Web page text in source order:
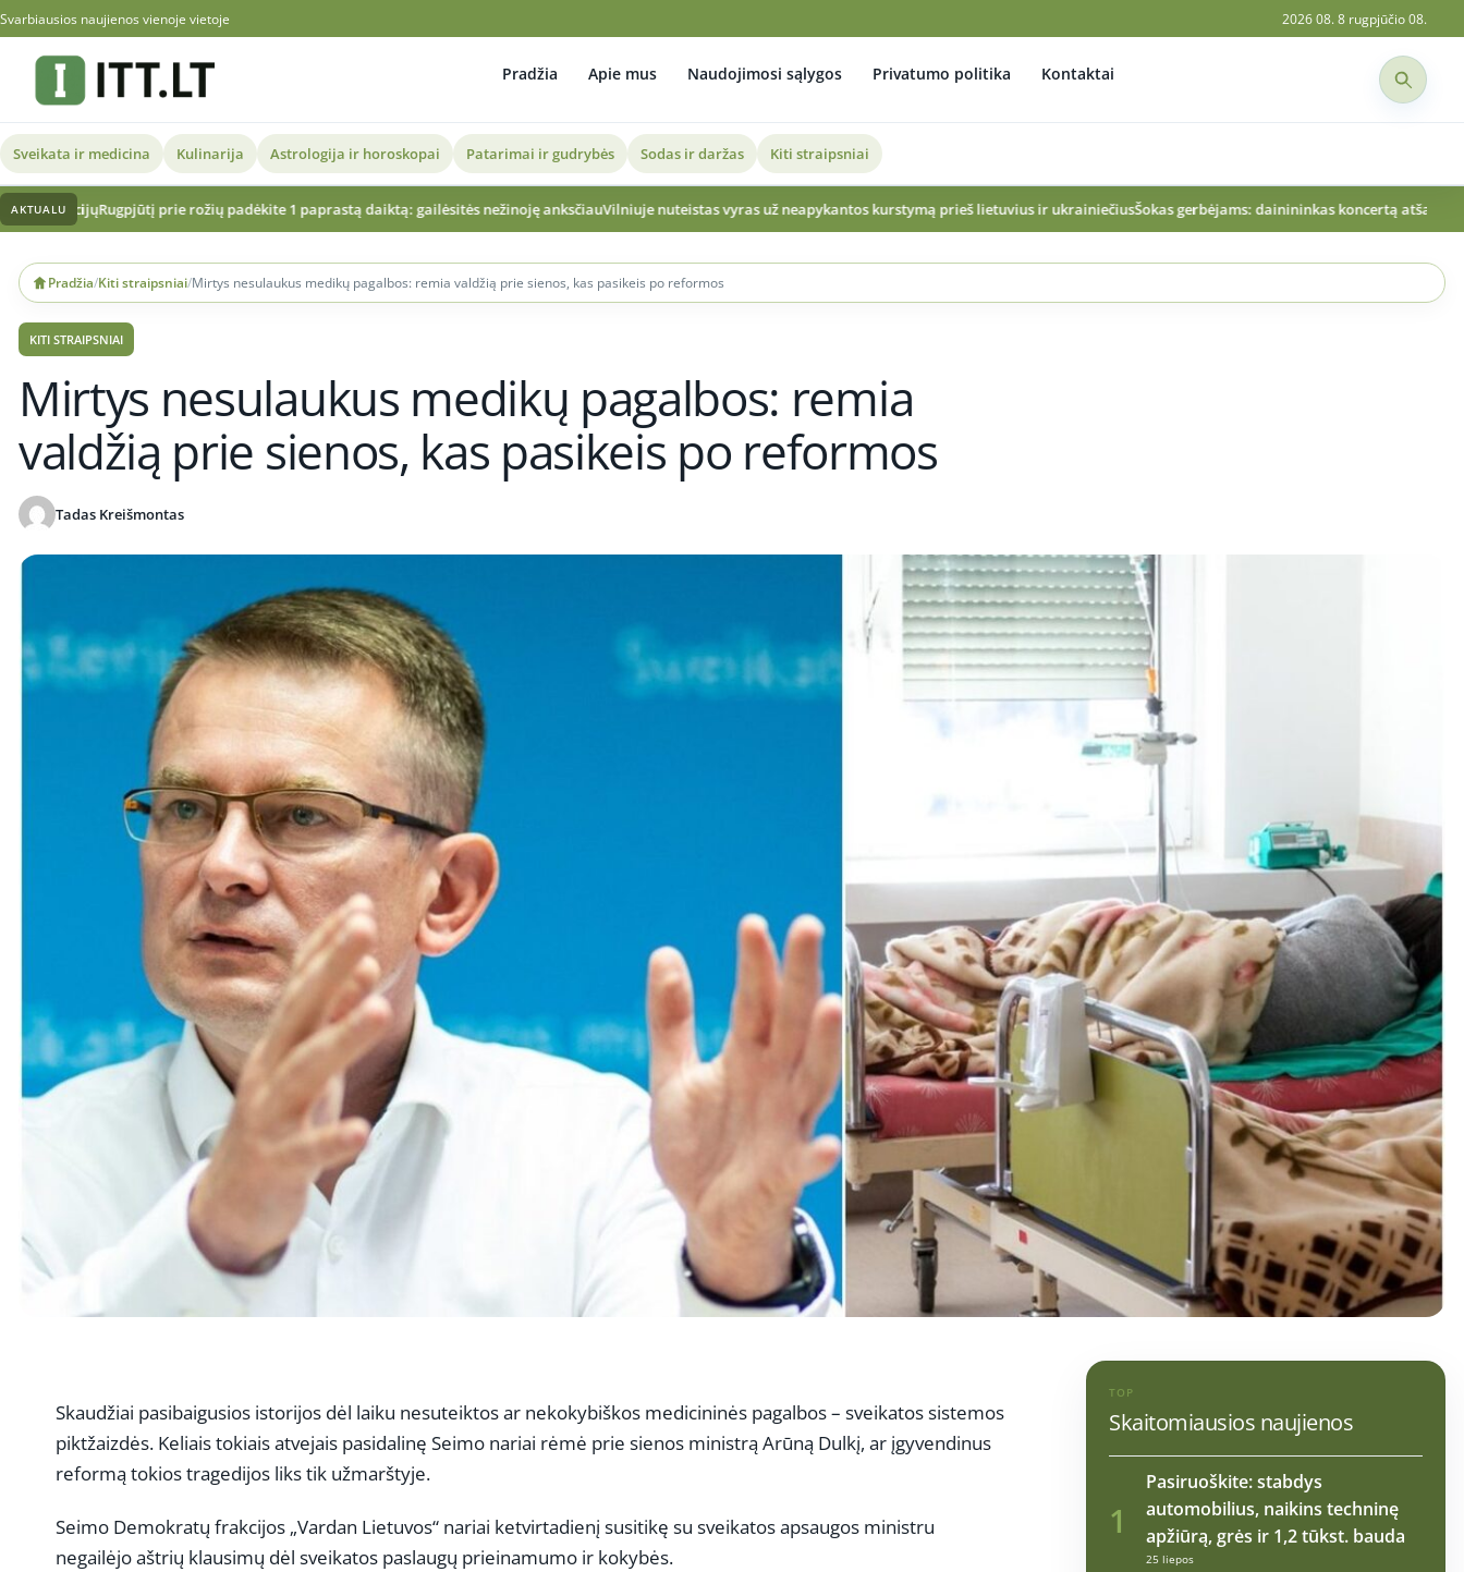
Svarbiausios naujienos vienoje vietoje 2026 08. 8 rugpjūčio 08.
Pradžia Apie mus Naudojimosi sąlygos Privatumo politika Kontaktai
Sveikata ir medicina Kulinarija Astrologija ir horoskopai Patarimai ir gudrybės Sodas ir daržas Kiti straipsniai
AKTUALU
prie rožių padėkite 1 paprastą daiktą: gailėsitės nežinoję anksčiauVilniuje nuteistas vyras už neapykantos kurstymą prieš lietuvius ir ukrainiečiusŠokas gerbėjams: dainininkas koncertą atšaukė paskutinę minutę
content
Pradžia/Kiti straipsniai/Mirtys nesulaukus medikų pagalbos: remia valdžią prie sienos, kas pasikeis po reformos
KITI STRAIPSNIAI
Mirtys nesulaukus medikų pagalbos: remia
valdžią prie sienos, kas pasikeis po reformos
Tadas Kreišmontas
Skaudžiai pasibaigusios istorijos dėl laiku nesuteiktos ar nekokybiškos medicininės pagalbos – sveikatos sistemos
piktžaizdės. Keliais tokiais atvejais pasidalinę Seimo nariai rėmė prie sienos ministrą Arūną Dulkį, ar įgyvendinus
reformą tokios tragedijos liks tik užmarštyje.
Seimo Demokratų frakcijos „Vardan Lietuvos“ nariai ketvirtadienį susitikę su sveikatos apsaugos ministru
negailėjo aštrių klausimų dėl sveikatos paslaugų prieinamumo ir kokybės.
TOP
Skaitomiausios naujienos
1
Pasiruoškite: stabdys
automobilius, naikins techninę
apžiūrą, grės ir 1,2 tūkst. bauda
25 liepos